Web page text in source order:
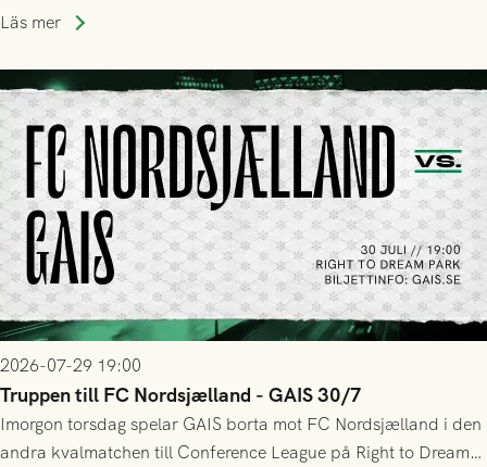
upphöra efter mindre än kvarten spelad. På lika mark visade
tennissiffror och det grönsvarta europaäventyret tog slut.
Läs mer
2026-07-29 19:00
Truppen till FC Nordsjælland - GAIS 30/7
Imorgon torsdag spelar GAIS borta mot FC Nordsjælland i den
andra kvalmatchen till Conference League på Right to Dream